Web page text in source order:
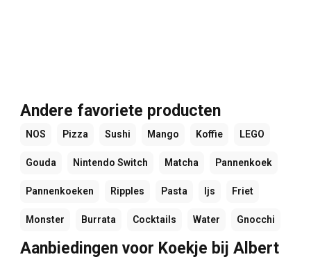
Andere favoriete producten
NOS Pizza Sushi Mango Koffie LEGO
Gouda Nintendo Switch Matcha Pannenkoek
Pannenkoeken Ripples Pasta Ijs Friet
Monster Burrata Cocktails Water Gnocchi
Aanbiedingen voor Koekje bij Albert